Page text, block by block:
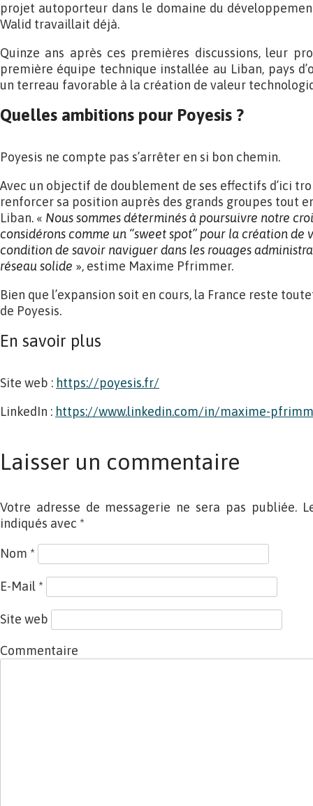
projet autoporteur dans le domaine du
Walid travaillait déjà.
Quinze ans après ces premières discussions, leur
première équipe technique installée au Liban, pays
un terreau favorable à la création de valeur
Quelles ambitions pour Poyesis ?
Poyesis ne compte pas s’arrêter en si bon chemin.
Avec un objectif de doublement de ses effectifs d’ici
renforcer sa position auprès des grands groupes tout
Liban. « Nous sommes déterminés à poursuivre notre
considérons comme un “sweet spot” pour la création
conditionde savoir naviguer dans les rouages
réseau solide », estime Maxime Pfrimmer.
Bien que l’expansion soit en cours, la France reste
de Poyesis.
En savoir plus
Site web : https://poyesis.fr/
LinkedIn : https://www.linkedin.com/in/maxime-
Laisser un commentaire
Votre adresse de messagerie ne sera pas publiée.
indiqués avec *
Nom *
E-Mail *
Site web
Commentaire